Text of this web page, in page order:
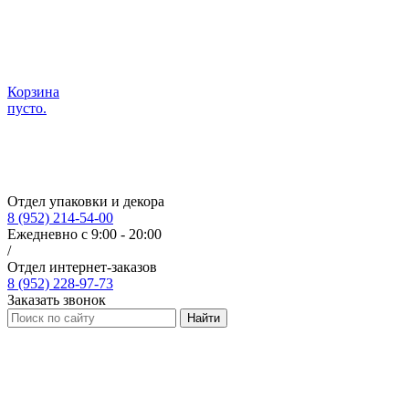
Корзина
пусто.
Отдел упаковки и декора
8 (952) 214-54-00
Ежедневно с 9:00 - 20:00
/
Отдел интернет-заказов
8 (952) 228-97-73
Заказать звонок
Найти